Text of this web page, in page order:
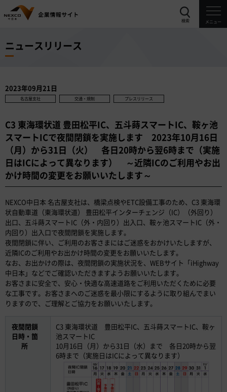
検索 メニュー
ニュースリリース
2023年09月21日
名古屋支社 交通・規制 プレスリリース
C3 東海環状道 豊田松平IC、五斗蒔スマートIC、鞍ヶ池
スマートICで夜間閉鎖を実施します 2023年10月16日
（月）から31日（火） 各日20時から翌6時まで（実施
日はICによって異なります） ～近隣ICのご利用やお出
かけ時間の変更をお願いいたします～
NEXCO中日本 名古屋支社は、橋梁点検やETC設備工事のため、C3 東海環
状自動車道（東海環状道） 豊田松平インターチェンジ（IC）（外回り）
出口、五斗蒔スマートIC（外・内回り）出入口、鞍ヶ池スマートIC（外・
内回り）出入口で夜間閉鎖を実施します。
夜間閉鎖に伴い、ご利用のお客さまにはご迷惑をおかけいたしますが、
近隣ICのご利用やお出かけ時間の変更をお願いいたします。
なお、お出かけの際は、夜間閉鎖の実施状況を、WEBサイト「iHighway
中日本」などでご確認いただきますようお願いいたします。
お客さまに安全で、安心・快適な高速道路をご利用いただくために必要
な工事です。お客さまへのご迷惑を最小限にするように取り組んでまい
りますので、ご理解とご協力をお願いいたします。
夜間閉鎖
日時・箇
所
C3 東海環状道 豊田松平IC、五斗蒔スマートIC、鞍ヶ
池スマートIC
10月16日（月）から31日（水）まで 各日20時から翌
6時まで（実施日はICによって異なります）